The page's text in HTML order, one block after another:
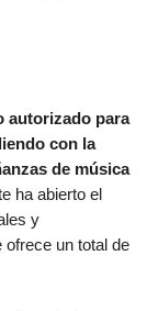
autorizado para
con la
de música
ha abierto el
y
ofrece un total de